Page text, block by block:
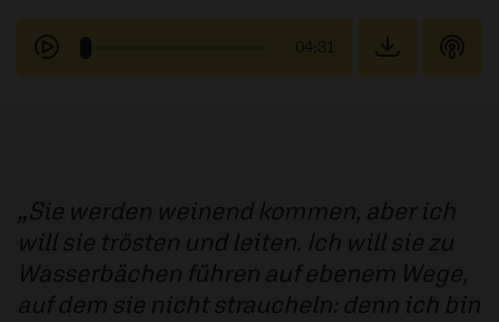
MITMACHEN
04:31
Sie werden weinend kommen, aber ich
will sie trösten und leiten. Ich will sie zu
Wasserbächen führen auf ebenem Wege,
auf dem sie nicht straucheln: denn ich bin